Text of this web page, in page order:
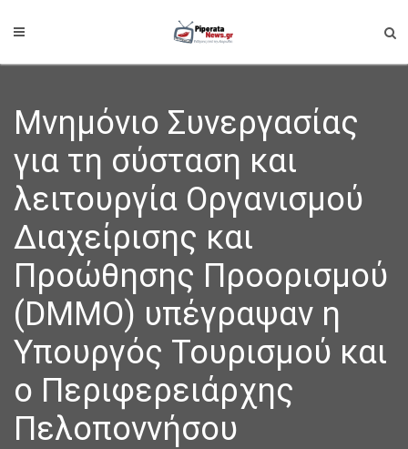
Μνημόνιο Συνεργασίας
για τη σύσταση και
λειτουργία Οργανισμού
Διαχείρισης και
Προώθησης Προορισμού
(DMMO) υπέγραψαν η
Υπουργός Τουρισμού και
ο Περιφερειάρχης
Πελοποννήσου